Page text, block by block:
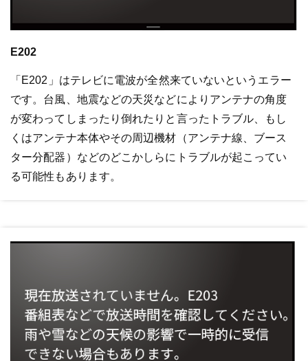
E202
「E202」はテレビに電波が全然来ていないというエラー
です。台風、地震などの天災などによりアンテナの角度
が変わってしまったり倒れたりと言ったトラブル、もし
くはアンテナ本体やその周辺機材（アンテナ線、ブース
ター分配器）などのどこかしらにトラブルが起こってい
る可能性もあります。